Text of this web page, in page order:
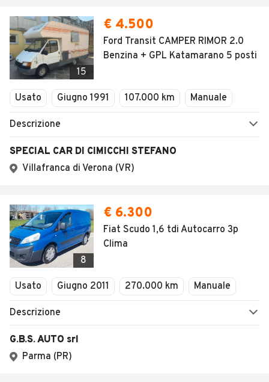
15
€ 4.500
Ford Transit CAMPER RIMOR 2.0
Benzina + GPL Katamarano 5 posti
Usato Giugno 1991 107.000 km Manuale
Descrizione
SPECIAL CAR DI CIMICCHI STEFANO
Villafranca di Verona (VR)
8
€ 6.300
Fiat Scudo 1,6 tdi Autocarro 3p
Clima
Usato Giugno 2011 270.000 km Manuale
Descrizione
G.B.S. AUTO srl
Parma (PR)